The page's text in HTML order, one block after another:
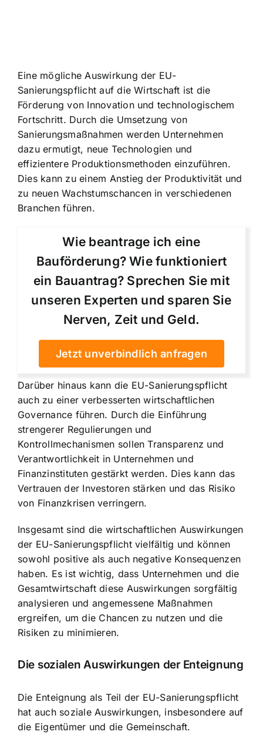
Eine mögliche Auswirkung der EU-
Sanierungspflicht auf die Wirtschaft ist die
Förderung von Innovation und technologischem
Fortschritt. Durch die Umsetzung von
Sanierungsmaßnahmen werden Unternehmen
dazu ermutigt, neue Technologien und
effizientere Produktionsmethoden einzuführen.
Dies kann zu einem Anstieg der Produktivität und
zu neuen Wachstumschancen in verschiedenen
Branchen führen.
Wie beantrage ich eine
Bauförderung? Wie funktioniert
ein Bauantrag? Sprechen Sie mit
unseren Experten und sparen Sie
Nerven, Zeit und Geld.
Jetzt unverbindlich anfragen
Darüber hinaus kann die EU-Sanierungspflicht
auch zu einer verbesserten wirtschaftlichen
Governance führen. Durch die Einführung
strengerer Regulierungen und
Kontrollmechanismen sollen Transparenz und
Verantwortlichkeit in Unternehmen und
Finanzinstituten gestärkt werden. Dies kann das
Vertrauen der Investoren stärken und das Risiko
von Finanzkrisen verringern.
Insgesamt sind die wirtschaftlichen Auswirkungen
der EU-Sanierungspflicht vielfältig und können
sowohl positive als auch negative Konsequenzen
haben. Es ist wichtig, dass Unternehmen und die
Gesamtwirtschaft diese Auswirkungen sorgfältig
analysieren und angemessene Maßnahmen
ergreifen, um die Chancen zu nutzen und die
Risiken zu minimieren.
Die sozialen Auswirkungen der Enteignung
Die Enteignung als Teil der EU-Sanierungspflicht
hat auch soziale Auswirkungen, insbesondere auf
die Eigentümer und die Gemeinschaft.